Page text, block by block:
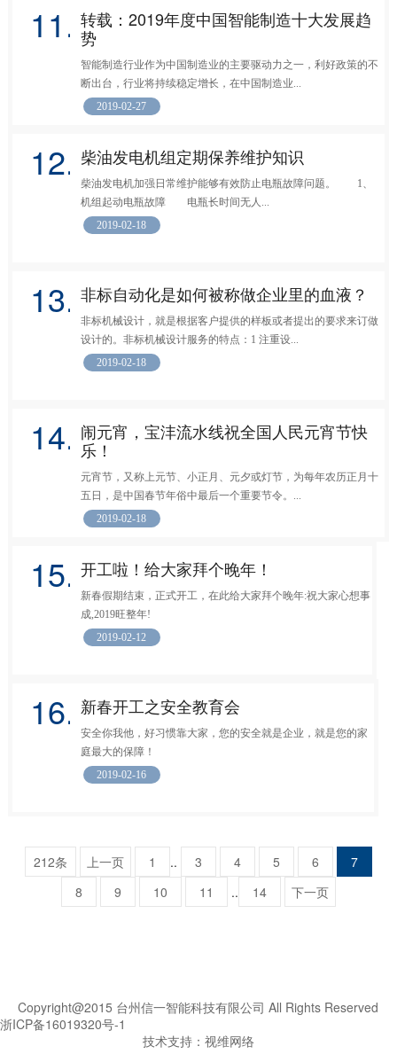
11. 转载：2019年度中国智能制造十大发展趋
势
智能制造行业作为中国制造业的主要驱动力之一，利好政策的不
断出台，行业将持续稳定增长，在中国制造业...
2019-02-27
12. 柴油发电机组定期保养维护知识
柴油发电机加强日常维护能够有效防止电瓶故障问题。 1、
机组起动电瓶故障 电瓶长时间无人...
2019-02-18
13. 非标自动化是如何被称做企业里的血液？
非标机械设计，就是根据客户提供的样板或者提出的要求来订做
设计的。非标机械设计服务的特点：1 注重设...
2019-02-18
14. 闹元宵，宝沣流水线祝全国人民元宵节快
乐！
元宵节，又称上元节、小正月、元夕或灯节，为每年农历正月十
五日，是中国春节年俗中最后一个重要节令。...
2019-02-18
15. 开工啦！给大家拜个晚年！
新春假期结束，正式开工，在此给大家拜个晚年:祝大家心想事
成,2019旺整年!
2019-02-12
16. 新春开工之安全教育会
安全你我他，好习惯靠大家，您的安全就是企业，就是您的家
庭最大的保障！
2019-02-16
212条 上一页 1 .. 3 4 5 6
7
8
9 10 11 .. 14 下一页
Copyright@2015 台州信一智能科技有限公司 All Rights Reserved
浙ICP备16019320号-1
技术支持： 视维网络